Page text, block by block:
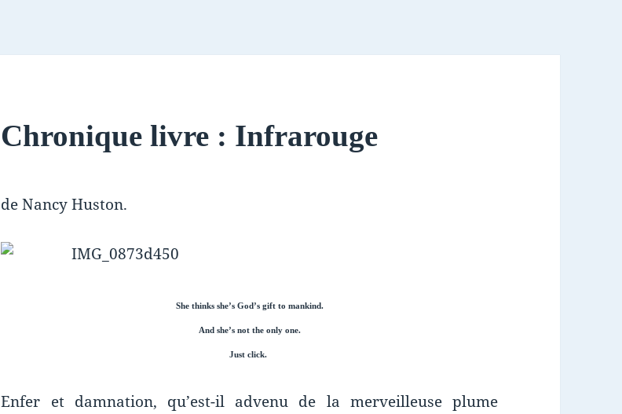
Chronique livre : Infrarouge
de Nancy Huston.
She thinks she’s God’s gift to mankind.
And she’s not the only one.
Just click.
Enfer et damnation, qu’est-il advenu de la merveilleuse plume